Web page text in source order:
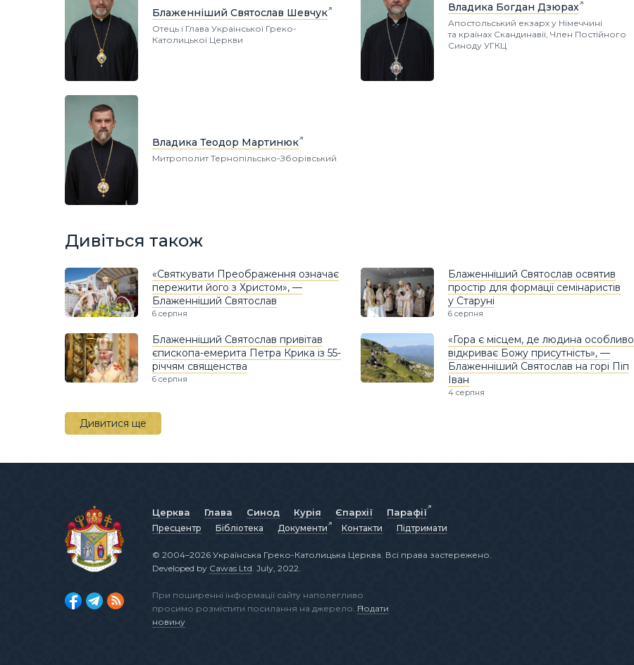
Блаженніший Святослав Шевчук
Отець і Глава Української Греко-
Католицької Церкви
Владика Богдан Дзюрах
Апостольський екзарх у Німеччині
та країнах Скандинавії, Член Постійного
Синоду УГКЦ
Владика Теодор Мартинюк
Митрополит Тернопільсько-Зборівський
Дивіться також
«Святкувати Преображення означає
пережити його з Христом», —
Блаженніший Святослав
6 серпня
Блаженніший Святослав освятив
простір для формації семінаристів
у Старуні
6 серпня
Блаженніший Святослав привітав
єпископа-емерита Петра Крика із 55-
річчям священства
6 серпня
«Гора є місцем, де людина особливо
відкриває Божу присутність», —
Блаженніший Святослав на горі Піп
Іван
4 серпня
Дивитися ще
Церква Глава Синод Курія Єпархії Парафії
Пресцентр Бібліотека Документи Контакти Підтримати
© 2004–2026 Українська Греко-Католицька Церква. Всі права застережено.
Developed by Cawas Ltd . July, 2022.
При поширенні інформації сайту наполегливо
просимо розмістити посилання на джерело. Подати
новину